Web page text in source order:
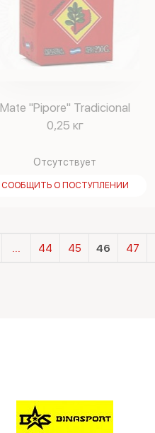
Mate "Pipore" Tradicional
0,25 кг
Отсутствует
СООБЩИТЬ О ПОСТУПЛЕНИИ
... 44 45 46 47